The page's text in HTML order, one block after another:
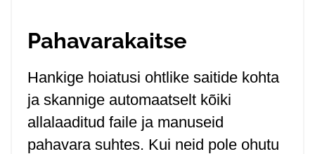
Pahavarakaitse
Hankige hoiatusi ohtlike saitide kohta
ja skannige automaatselt kõiki
allalaaditud faile ja manuseid
pahavara suhtes. Kui neid pole ohutu